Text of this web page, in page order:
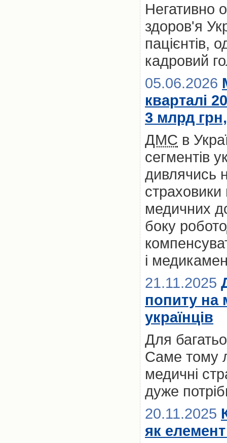
Негативно
здоров'я
пацієнтів,
кадровий
05.06.2026
кварталі
3 млрд
ДМС в
сегментів
дивлячись
медичних
боку
і
21.11.2025
попиту на
українців
Для
Саме тому
медичні
дуже
20.11.2025
як